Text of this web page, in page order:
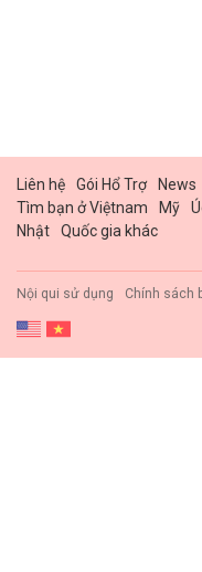
Liên hệ Gói Hổ Trợ News
Tìm bạn ở Việtnam
Mỹ
Nhật
Quốc gia khác
Nội qui sử dụng Chính sách